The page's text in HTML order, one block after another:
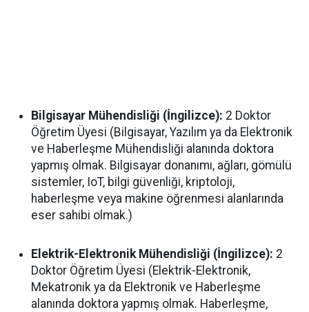
Bilgisayar Mühendisliği (İngilizce): 2 Doktor
Öğretim Üyesi (Bilgisayar, Yazılım ya da Elektronik
ve Haberleşme Mühendisliği alanında doktora
yapmış olmak. Bilgisayar donanımı, ağları, gömülü
sistemler, IoT, bilgi güvenliği, kriptoloji,
haberleşme veya makine öğrenmesi alanlarında
eser sahibi olmak.)
Elektrik-Elektronik Mühendisliği (İngilizce): 2
Doktor Öğretim Üyesi (Elektrik-Elektronik,
Mekatronik ya da Elektronik ve Haberleşme
alanında doktora yapmış olmak. Haberleşme,